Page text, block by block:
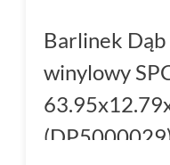
Barlinek
winylowy